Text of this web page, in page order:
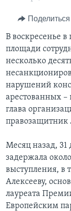
навигации
Перейти
поиск
НОВОСТИ ЗА
ИТОГИ
ПОЧЕМУ ЭТО
ДИСКУССИЯ VOA
ДЕТАЛИ
НЬЮ-ЙОРК NEW
АМЕРИКА.
УЧИМ
НАША
А КАК В
АРТЕФАКТЫ
ТЕСТЫ
ИНТЕРВЬЮ
ФАКТЫ
ЗА СВОБОДУ
УЧИМ
ВИДЕО
ПОДПИСКА НА
СОЦИАЛЬНЫЕ СЕТИ
Языки
Поделиться
В воскресенье
площади
несколько
нарушений
арестованных
глава
правозащитник
Месяц назад, 31
задержала
выступления, в
Алексееву,
лауреата
Европейским